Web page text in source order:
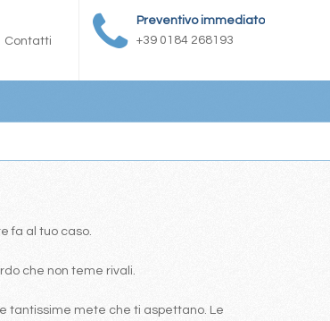
Preventivo immediato
+39 0184 268193
Contatti
fa al tuo caso.
che non teme rivali.
tantissime mete che ti aspettano. Le